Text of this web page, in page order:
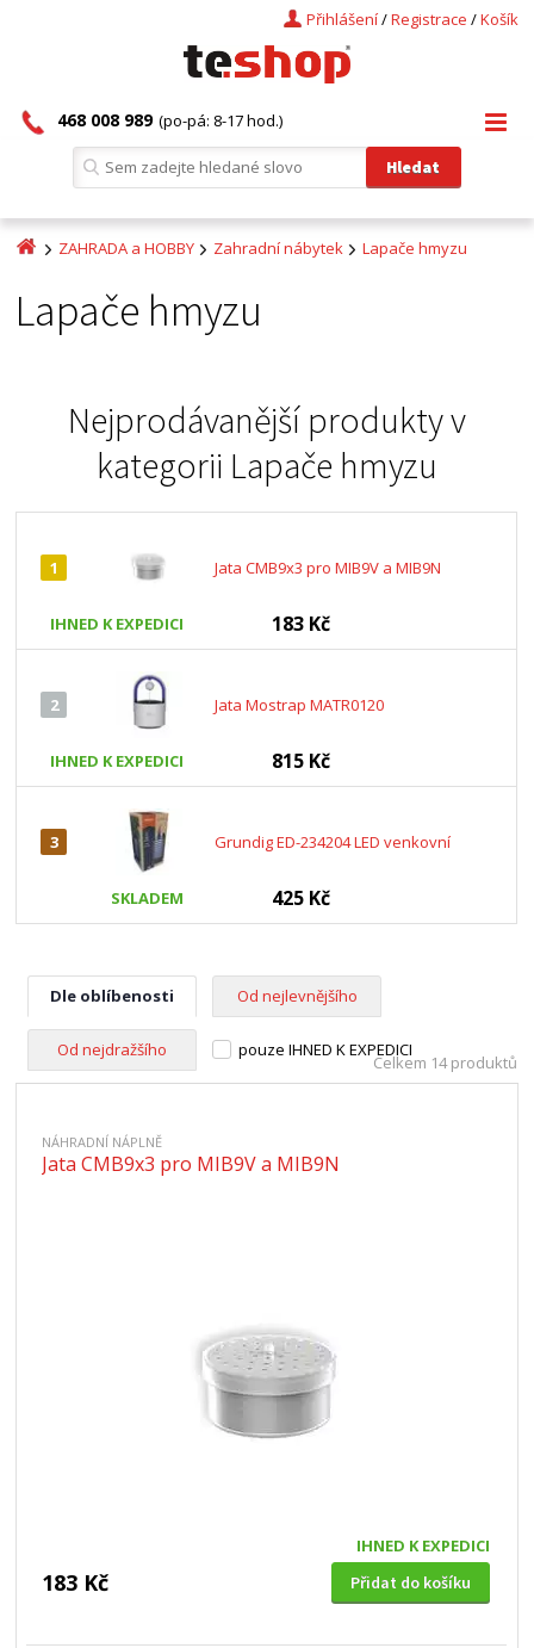
Košík
/
Registrace
/
Přihlášení
468 008 989 (po-pá: 8-17 hod.)
ZAHRADA a HOBBY Zahradní nábytek Lapače hmyzu
Lapače hmyzu
Nejprodávanější produkty v
kategorii Lapače hmyzu
1 Jata CMB9x3 pro MIB9V a MIB9N
IHNED K EXPEDICI 183 Kč
2 Jata Mostrap MATR0120
IHNED K EXPEDICI 815 Kč
3 Grundig ED-234204 LED venkovní
SKLADEM 425 Kč
Dle oblíbenosti Od nejlevnějšího
Od nejdražšího pouze IHNED K EXPEDICI
Celkem 14 produktů
NÁHRADNÍ NÁPLNĚ
Jata CMB9x3 pro MIB9V a MIB9N
IHNED K EXPEDICI
183 Kč Přidat do košíku